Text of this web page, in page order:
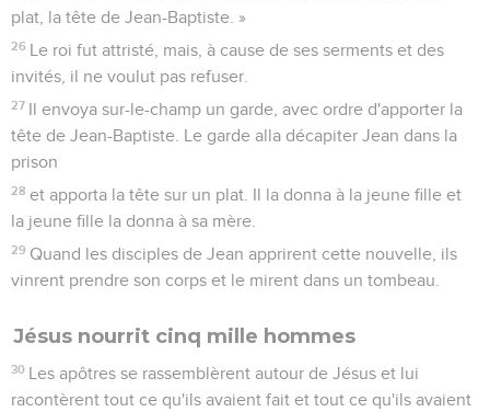
plat, la tête de Jean-Baptiste. »
26 Le roi fut attristé, mais, à cause de ses serments et des
invités, il ne voulut pas refuser.
27 Il envoya sur-le-champ un garde, avec ordre d'apporter la
tête de Jean-Baptiste. Le garde alla décapiter Jean dans la
prison
28 et apporta la tête sur un plat. Il la donna à la jeune fille et
la jeune fille la donna à sa mère.
29 Quand les disciples de Jean apprirent cette nouvelle, ils
vinrent prendre son corps et le mirent dans un tombeau.
Jésus nourrit cinq mille hommes
30 Les apôtres se rassemblèrent autour de Jésus et lui
racontèrent tout ce qu'ils avaient fait et tout ce qu'ils avaient